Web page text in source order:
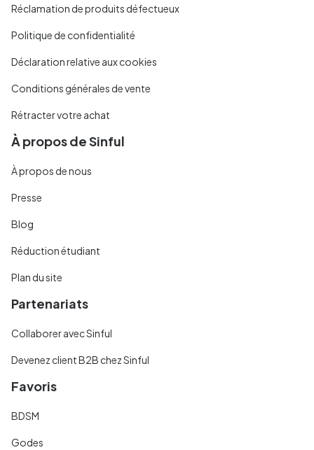
Réclamation de produits défectueux
Politique de confidentialité
Déclaration relative aux cookies
Conditions générales de vente
Rétracter votre achat
À propos de Sinful
À propos de nous
Presse
Blog
Réduction étudiant
Plan du site
Partenariats
Collaborer avec Sinful
Devenez client B2B chez Sinful
Favoris
BDSM
Godes